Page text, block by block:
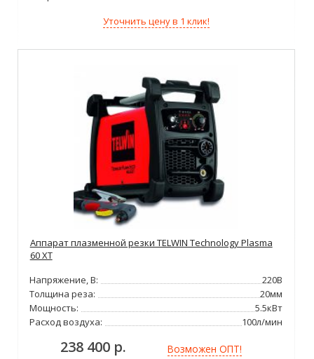
Уточнить цену в 1 клик!
Аппарат плазменной резки TELWIN Technology Plasma
60 XT
Напряжение, В:
220В
Толщина реза:
20мм
Мощность:
5.5кВт
Расход воздуха:
100л/мин
238 400 р. Возможен ОПТ!